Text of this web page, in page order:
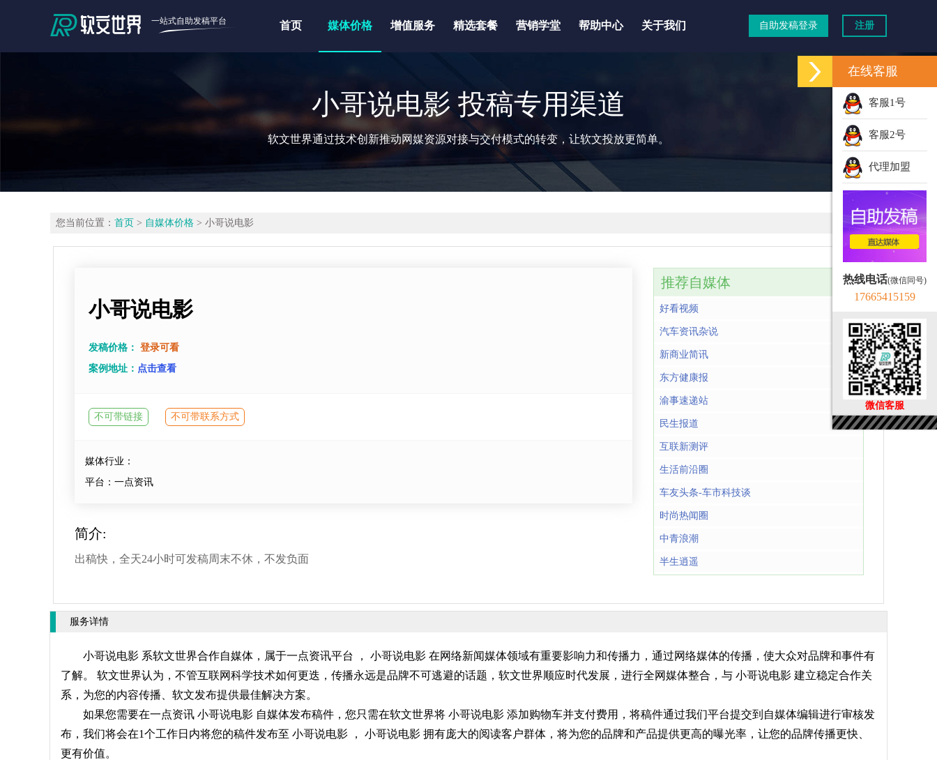
一站式自助发稿平台 首页 媒体价格 增值服务 精选套餐 营销学堂 帮助中心 关于我们 自助发稿登录 注册
小哥说电影 投稿专用渠道
软文世界通过技术创新推动网媒资源对接与交付模式的转变，让软文投放更简单。
您当前位置： 首页 > 自媒体价格 > 小哥说电影
小哥说电影
发稿价格： 登录可看
案例地址： 点击查看
不可带链接 不可带联系方式
媒体行业：
平台：一点资讯
简介:
出稿快，全天24小时可发稿周末不休，不发负面
推荐自媒体
好看视频
汽车资讯杂说
新商业简讯
东方健康报
渝事速递站
民生报道
互联新测评
生活前沿圈
车友头条-车市科技谈
时尚热闻圈
中青浪潮
半生逍遥
服务详情
小哥说电影 系软文世界合作自媒体，属于一点资讯平台 ， 小哥说电影 在网络新闻媒体领域有重要影响力和传播力，通过网络媒体的传播，使大众对品牌和事件有
了解。 软文世界认为，不管互联网科学技术如何更迭，传播永远是品牌不可逃避的话题，软文世界顺应时代发展，进行全网媒体整合，与 小哥说电影 建立稳定合作关
系，为您的内容传播、软文发布提供最佳解决方案。
如果您需要在一点资讯 小哥说电影 自媒体发布稿件，您只需在软文世界将 小哥说电影 添加购物车并支付费用，将稿件通过我们平台提交到自媒体编辑进行审核发
布，我们将会在1个工作日内将您的稿件发布至 小哥说电影 ， 小哥说电影 拥有庞大的阅读客户群体，将为您的品牌和产品提供更高的曝光率，让您的品牌传播更快、
更有价值。
在线客服
客服1号
客服2号
代理加盟
热线电话(微信同号)
17665415159
微信客服